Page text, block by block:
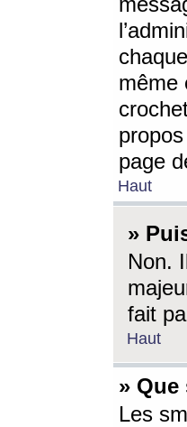
même
page
Haut
»
Non.
fait
Haut
»
Les